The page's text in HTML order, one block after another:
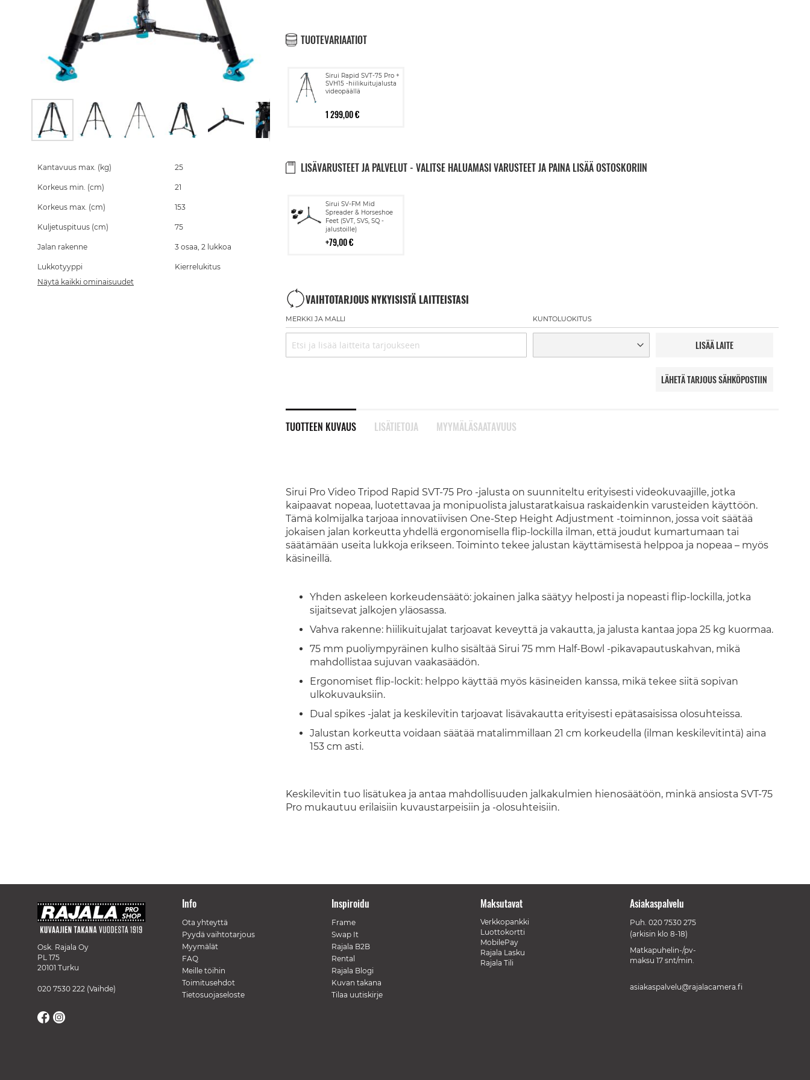
TUOTEVARIAATIOT
Sirui Rapid SVT-75 Pro +
SVH15 -hiilikuitujalusta
videopäällä
1 299,00 €
LISÄVARUSTEET JA PALVELUT - VALITSE HALUAMASI VARUSTEET JA PAINA LISÄÄ OSTOSKORIIN
Sirui SV-FM Mid
Spreader & Horseshoe
Feet (SVT, SVS, SQ -
jalustoille)
79,00 €
Lisää
ostoskoriin
VAIHTOTARJOUS NYKYISISTÄ LAITTEISTASI
MERKKI JA MALLI KUNTOLUOKITUS
LISÄÄ LAITE
LÄHETÄ TARJOUS SÄHKÖPOSTIIN
TUOTTEEN KUVAUS
Sirui Pro Video Tripod Rapid SVT-75 Pro -jalusta on suunniteltu erityisesti videokuvaajille, jotka
kaipaavat nopeaa, luotettavaa ja monipuolista jalustaratkaisua raskaidenkin varusteiden käyttöön.
Tämä kolmijalka tarjoaa innovatiivisen One-Step Height Adjustment -toiminnon, jossa voit säätää
jokaisen jalan korkeutta yhdellä ergonomisella flip-lockilla ilman, että joudut kumartumaan tai
säätämään useita lukkoja erikseen. Toiminto tekee jalustan käyttämisestä helppoa ja nopeaa – myös
käsineillä.
Yhden askeleen korkeudensäätö: jokainen jalka säätyy helposti ja nopeasti flip-lockilla, jotka
sijaitsevat jalkojen yläosassa.
Vahva rakenne: hiilikuitujalat tarjoavat keveyttä ja vakautta, ja jalusta kantaa jopa 25 kg kuormaa.
75 mm puoliympyräinen kulho sisältää Sirui 75 mm Half-Bowl -pikavapautuskahvan, mikä
mahdollistaa sujuvan vaakasäädön.
Ergonomiset flip-lockit: helppo käyttää myös käsineiden kanssa, mikä tekee siitä sopivan
ulkokuvauksiin.
Dual spikes -jalat ja keskilevitin tarjoavat lisävakautta erityisesti epätasaisissa olosuhteissa.
Jalustan korkeutta voidaan säätää matalimmillaan 21 cm korkeudella (ilman keskilevitintä) aina
153 cm asti.
Keskilevitin tuo lisätukea ja antaa mahdollisuuden jalkakulmien hienosäätöön, minkä ansiosta SVT-75
Pro mukautuu erilaisiin kuvaustarpeisiin ja -olosuhteisiin.
LISÄTIETOJA MYYMÄLÄSAATAVUUS
the
images
Kantavuus max. (kg) 25
Korkeus min. (cm) 21
Korkeus max. (cm) 153
Kuljetuspituus (cm) 75
Jalan rakenne 3 osaa, 2 lukkoa
Lukkotyyppi
Kierrelukitus
Näytä kaikki ominaisuudet
Osk. Rajala Oy
PL 175
20101 Turku
020 7530 222 (Vaihde)
Info
Ota yhteyttä
Pyydä vaihtotarjous
Myymälät
FAQ
Meille töihin
Toimitusehdot
Tietosuojaseloste
Inspiroidu
Frame
Swap It
Rajala B2B
Rental
Rajala Blogi
Kuvan takana
Tilaa uutiskirje
Maksutavat
Verkkopankki
Luottokortti
MobilePay
Rajala Lasku
Rajala Tili
Asiakaspalvelu
Puh. 020 7530 275
(arkisin klo 8-18)
Matkapuhelin-/pv-
maksu 17 snt/min.
asiakaspalvelu@rajalacamera.fi